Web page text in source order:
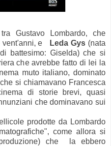
Gustavo Lombardo, che
vent'anni, e
Leda Gys (nata
Giselda) che si
che avrebbe fatto di lei la
muto italiano, dominato
si chiamavano Francesca
di storie brevi, quasi
che dominavano sui
prodotte da Lombardo
come allora si
che la ebbero